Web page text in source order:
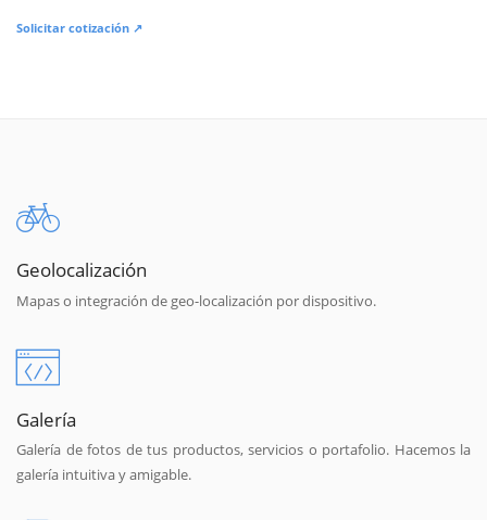
Solicitar cotización ↗
Geolocalización
Mapas o integración de geo-localización por dispositivo.
Galería
Galería de fotos de tus productos, servicios o portafolio. Hacemos la
galería intuitiva y amigable.